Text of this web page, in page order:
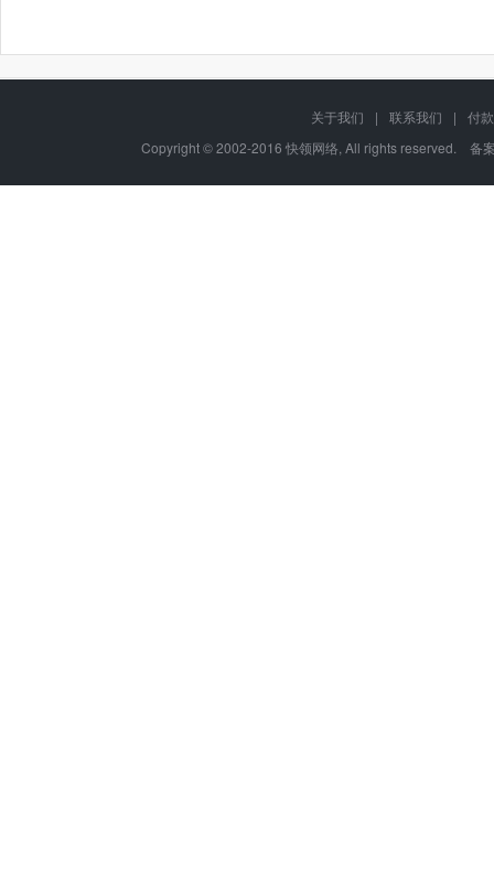
关于我们 | 联系我们 |
付
Copyright © 2002-2016 快领网络, All rights reserved. 备